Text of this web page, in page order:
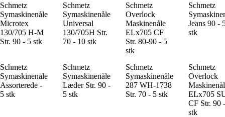
Schmetz
Symaskinenåle
Microtex
130/705 H-M
Str. 90 - 5 stk
Schmetz
Symaskinenåle
Universal
130/705H Str.
70 - 10 stk
Schmetz
Overlock
Maskinenåle
ELx705 CF
Str. 80-90 - 5
stk
Schmetz
Jeans 90 -
stk
Schmetz
Symaskinenåle
Assorterede -
5 stk
Schmetz
Symaskinenåle
Læder Str. 90 -
5 stk
Schmetz
Symaskinenåle
287 WH-1738
Str. 70 - 5 stk
Schmetz
Overlock
ELx705
CF Str. 90
stk